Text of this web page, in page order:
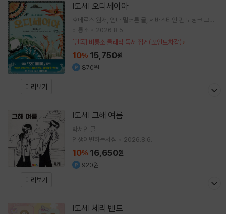
미리보기
[도서] 오디세이아
호메로스 원저 안나 밀버른 글 세바스티안 판 도닝크 그림
양혜진
비룡소
2026.8.5.
[단독] 비룡소 클래식 독서 집게(포인트차감)
10% 15,750원
870원
미리보기
[도서] 그해 여름
박서인 글
인생이변하는서점
2026.8.6.
10% 16,650원
920원
[도서] 체리 밴드